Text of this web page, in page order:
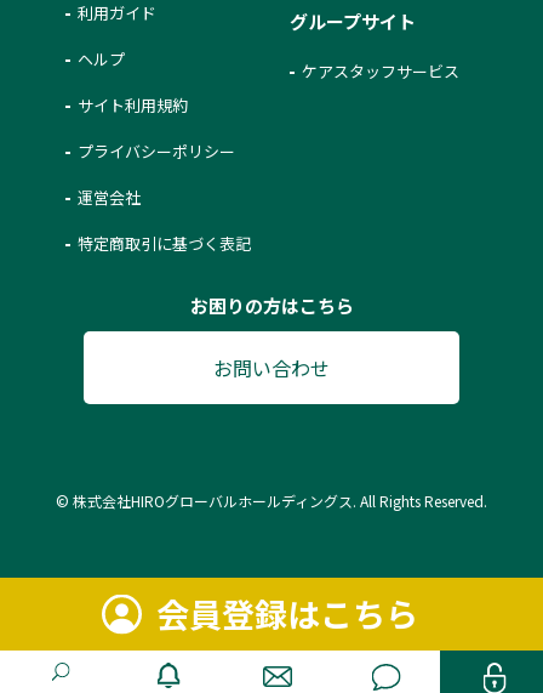
会員登録はこちら
利用ガイド
ヘルプ
サイト利用規約
プライバシーポリシー
運営会社
特定商取引に基づく表記
グループサイト
ケアスタッフサービス
お困りの方はこちら
お問い合わせ
© 株式会社HIROグローバルホールディングス. All Rights Reserved.